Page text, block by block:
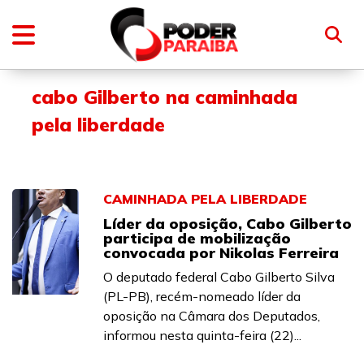
cabo Gilberto na caminhada
pela liberdade
CAMINHADA PELA LIBERDADE
Líder da oposição, Cabo Gilberto
participa de mobilização
convocada por Nikolas Ferreira
O deputado federal Cabo Gilberto Silva
(PL-PB), recém-nomeado líder da
oposição na Câmara dos Deputados,
informou nesta quinta-feira (22)...